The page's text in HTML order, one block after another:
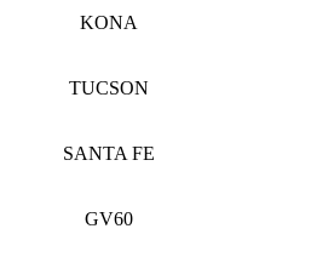
KONA
TUCSON
SANTA FE
GV60